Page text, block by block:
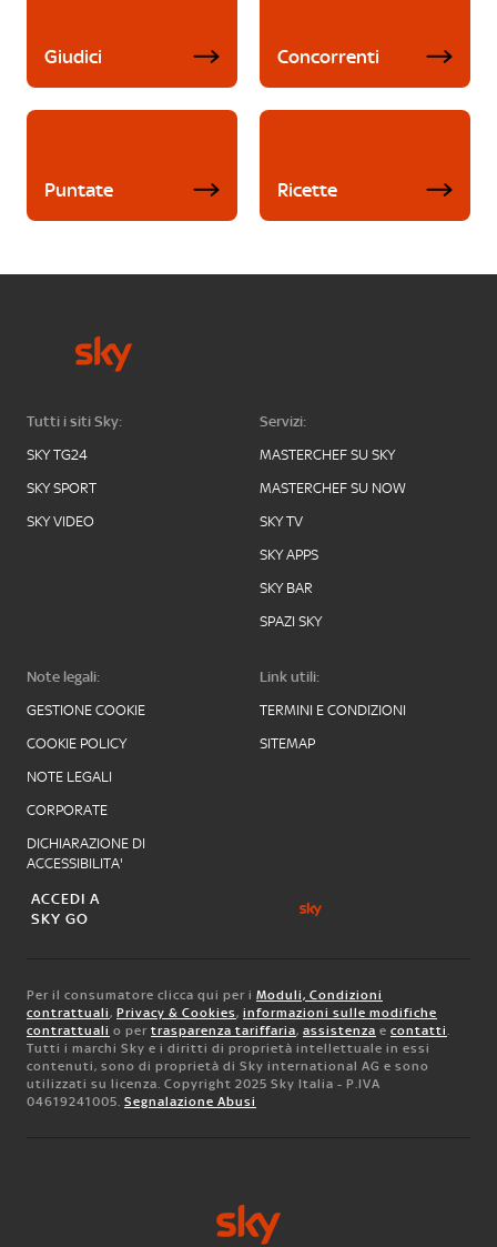
Giudici Concorrenti
Puntate Ricette
Tutti i siti Sky:
SKY TG24
SKY SPORT
SKY VIDEO
Servizi:
MASTERCHEF SU SKY
MASTERCHEF SU NOW
SKY TV
SKY APPS
SKY BAR
SPAZI SKY
Note legali:
GESTIONE COOKIE
COOKIE POLICY
NOTE LEGALI
CORPORATE
DICHIARAZIONE DI
ACCESSIBILITA'
Link utili:
TERMINI E CONDIZIONI
SITEMAP
ACCEDI A
SKY GO
Per il consumatore clicca qui per i Moduli, Condizioni
contrattuali, Privacy & Cookies, informazioni sulle modifiche
contrattuali o per trasparenza tariffaria, assistenza e contatti.
Tutti i marchi Sky e i diritti di proprietà intellettuale in essi
contenuti, sono di proprietà di Sky international AG e sono
utilizzati su licenza. Copyright 2025 Sky Italia - P.IVA
04619241005. Segnalazione Abusi